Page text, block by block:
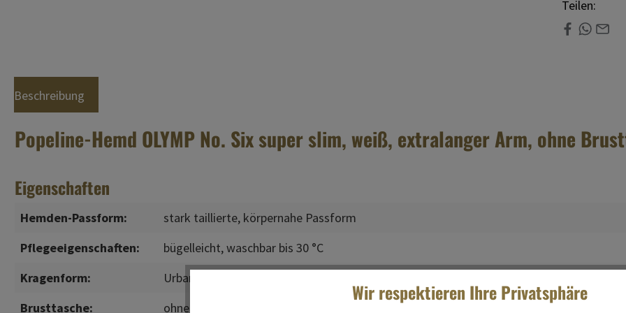
Teilen:
Beschreibung
Popeline-Hemd OLYMP No. Six super slim, weiß, extralanger Arm, ohne
Eigenschaften
Hemden-Passform:
stark taillierte, körpernahe Passform
Pflegeeigenschaften:
bügelleicht, waschbar bis 30 °C
Kragenform:
Urban Kent
Brusttasche:
ohne Brusttasche
Wir respektieren Ihre Privatsphäre